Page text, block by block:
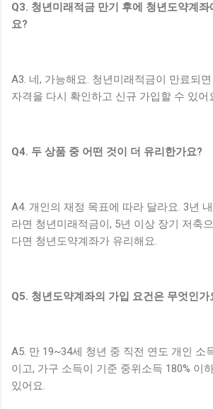
Q3. 청년미래적금 만기 후에 청년도약계
요?
A3. 네, 가능해요. 청년미래적금이 만료되
자격을 다시 확인하고 신규 가입할 수 있어
Q4. 두 상품 중 어떤 것이 더 유리한가요?
A4. 개인의 재정 목표에 따라 달라요. 3년
라면 청년미래적금이, 5년 이상 장기 저축
다면 청년도약계좌가 유리해요.
Q5. 청년도약계좌의 가입 요건은 무엇인가
A5. 만 19~34세 청년 중 직전 연도 개인 소
이고, 가구 소득이 기준 중위소득 180% 이
있어요.